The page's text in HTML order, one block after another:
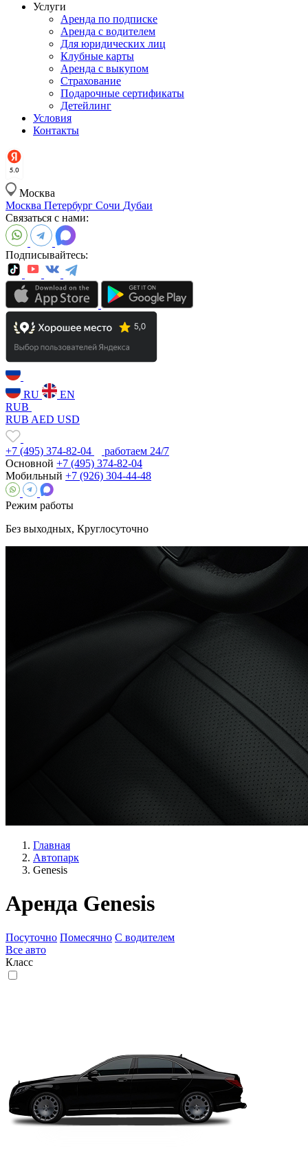
Услуги
Аренда по подписке
Аренда с водителем
Для юридических лиц
Клубные карты
Аренда с выкупом
Страхование
Подарочные сертификаты
Детейлинг
Условия
Контакты
Москва
Москва Петербург Сочи Дубаи
Связаться с нами:
Подписывайтесь:
RU
EN
RUB
RUB AED USD
+7 (495) 374-82-04
работаем 24/7
Основной +7 (495) 374-82-04
Мобильный +7 (926) 304-44-48
Режим работы
Без выходных, Круглосуточно
Главная
Автопарк
Genesis
Аренда Genesis
Посуточно Помесячно С водителем
Все авто
Класс